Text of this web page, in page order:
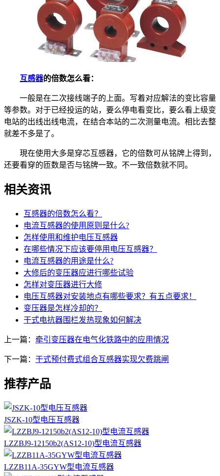
互感器的倍数怎么看：
一般是在二次接线端子的上面。写着对应解法的变比容量
等参数。对于已经投运的站，要么停电看变比，要么看上级变
电站的出线出线电流，在结合本站的二次测量电流。相比去整
就差不多是了。
現在使用大多是穿芯互感器，它的倍数可从铭牌上得到，
还要看穿的匝数是否与铭牌一致。不一致倍数就不同。
相关资讯
互感器的倍数怎么看？
电流互感器的使用原则是什么?
怎样使用和维护电压互感器
在哪些情况下应该要停用电压互感器？
电流互感器的用途是什么?
大修后的变压器应进行哪些试验
怎样对变压器进行大修
电压互感器对安装地点有哪些要求？有五点要求！
变压器是怎样冷却的？
干式电抗器围栏发热现象如何解决
上一篇： 牵引变压器在电气化铁路中的应用情况
下一篇： 干式预付费式组合互感器实现欠费跳闸
推荐产品
JSZK-10型电压互感器
LZZBJ9-12150b2(AS12-10)型电流互感器
LZZB11A-35GYW型电流互感器